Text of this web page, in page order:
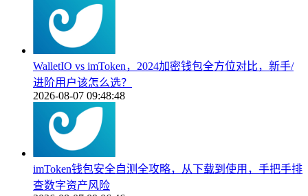
WalletIO vs imToken，2024加密钱包全方位对比，新手/
进阶用户该怎么选？
2026-08-07 09:48:48
imToken钱包安全自测全攻略，从下载到使用，手把手排
查数字资产风险